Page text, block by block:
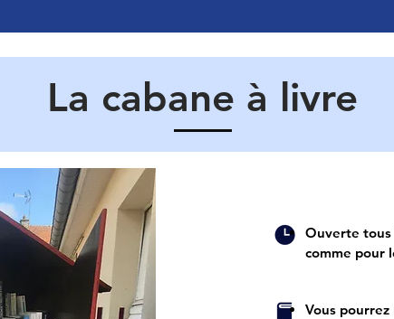
La cabane à livre
Ouverte
comme pour
Vous